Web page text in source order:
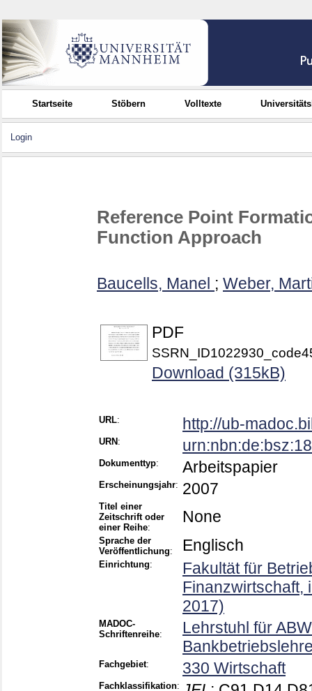
Startseite Stöbern Volltexte
Login
Reference Point
Function Approach
Baucells, Manel ; Weber,
PDF
Download (315kB)
URL: http://ub-
URN :
Dokumenttyp: Arbeitspapier
Erscheinungsjahr: 2007
Titel einer
Zeitschrift oder
einer Reihe:
None
Sprache der
Veröffentlichung: Englisch
Einrichtung:
Fakultät für
Finanzwirtschaft,
2017)
MADOC-
Schriftenreihe:
Lehrstuhl für
Fachgebiet: 330 Wirtschaft
Fachklassifikation: